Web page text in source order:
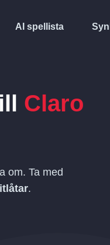
AI spellista
Claro
om. Ta med
.